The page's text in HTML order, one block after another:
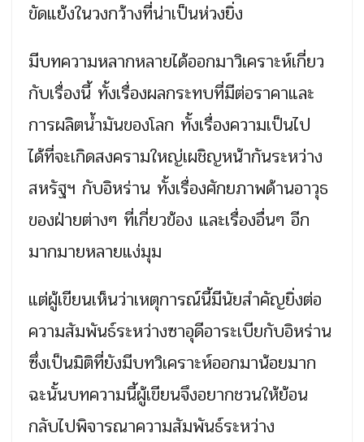
ขัดแย้งในวงกว้างที่น่าเป็นห่วงยิ่ง
มีบทความหลากหลายได้ออกมาวิเคราะห์เกี่ยว
กับเรื่องนี้ ทั้งเรื่องผลกระทบที่มีต่อราคาและ
การผลิตน้ำมันของโลก ทั้งเรื่องความเป็นไป
ได้ที่จะเกิดสงครามใหญ่เผชิญหน้ากันระหว่าง
สหรัฐฯ กับอิหร่าน ทั้งเรื่องศักยภาพด้านอาวุธ
ของฝ่ายต่างๆ ที่เกี่ยวข้อง และเรื่องอื่นๆ อีก
มากมายหลายแง่มุม
แต่ผู้เขียนเห็นว่าเหตุการณ์นี้มีนัยสำคัญยิ่งต่อ
ความสัมพันธ์ระหว่างซาอุดีอาระเบียกับอิหร่าน
ซึ่งเป็นมิติที่ยังมีบทวิเคราะห์ออกมาน้อยมาก
ฉะนั้นบทความนี้ผู้เขียนจึงอยากชวนให้ย้อน
กลับไปพิจารณาความสัมพันธ์ระหว่าง